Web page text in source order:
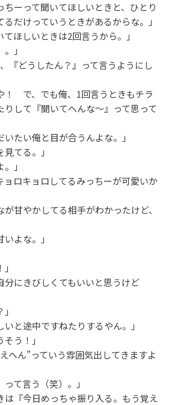
ちーって聞いてほしいときと、ひとり
だけっていうときがあるからな。」
てほしいときは2回言うから。」
」
、『どうしたん？』って言うようにし
！ で、でも俺、1回言うときもチラ
りして『聞いてへんな〜』って思って
いたい俺と目が合うんよな。」
見てる。」
」
ョロキョロしてるみっちーが可愛いか
が甘やかしてる相手がわかったけど、
いよな。」
分にきびしくてもいいと思うけど
いと途中ですねたりするやん。」
う！」
えへん”っていう雰囲気出してきますよ
って言う（笑）。」
は『今日めっちゃ振り入る。もう覚え